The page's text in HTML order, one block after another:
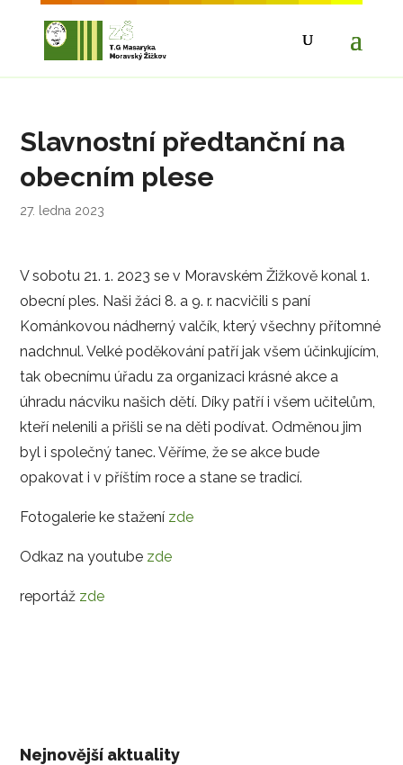
Slavnostní předtanční na
obecním plese
27. ledna 2023
V sobotu 21. 1. 2023 se v Moravském Žižkově konal 1.
obecní ples. Naši žáci 8. a 9. r. nacvičili s paní
Kománkovou nádherný valčík, který všechny přítomné
nadchnul. Velké poděkování patří jak všem účinkujícím,
tak obecnímu úřadu za organizaci krásné akce a
úhradu nácviku našich dětí. Díky patří i všem učitelům,
kteří nelenili a přišli se na děti podívat. Odměnou jim
byl i společný tanec. Věříme, že se akce bude
opakovat i v příštím roce a stane se tradicí.
Fotogalerie ke stažení zde
Odkaz na youtube zde
reportáž zde
Nejnovější aktuality